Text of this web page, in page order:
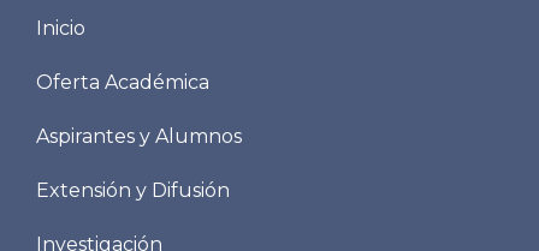
Menu
Inicio
Oferta Académica
Aspirantes y Alumnos
Extensión y Difusión
Investigación